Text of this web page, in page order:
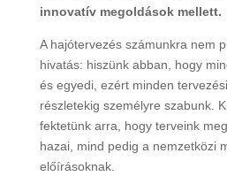
innovatív megoldások mellett.
A hajótervezés számunkra nem
hivatás: hiszünk abban, hogy
és egyedi, ezért minden
részletekig személyre szabunk.
fektetünk arra, hogy terveink
hazai, mind pedig a nemzetközi
előírásoknak.